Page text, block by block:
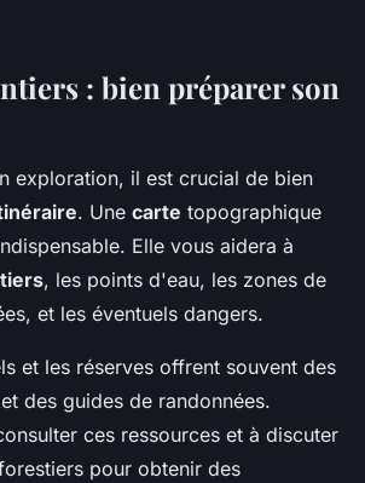
: bien préparer son
exploration, il est crucial de bien
. Une carte topographique
Elle vous aidera à
, les points d'eau, les zones de
et les éventuels dangers.
et les réserves offrent souvent des
des guides de randonnées.
ces ressources et à discuter
pour obtenir des